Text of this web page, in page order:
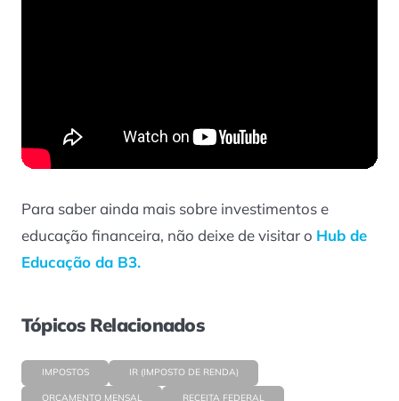
Para saber ainda mais sobre investimentos e
educação financeira, não deixe de visitar o Hub de
Educação da B3.
Tópicos Relacionados
IMPOSTOS IR (IMPOSTO DE RENDA)
ORÇAMENTO MENSAL RECEITA FEDERAL